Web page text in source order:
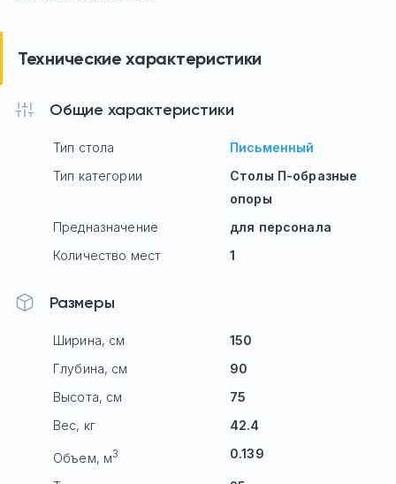
Технические характеристики
Общие характеристики
Тип стола
Письменный
Тип категории
Столы П-образные
опоры
Предназначение
для персонала
Количество мест
1
Размеры
Ширина, см
150
Глубина, см
90
Высота, см
75
Вес, кг
42.4
Объем, м3 0.139